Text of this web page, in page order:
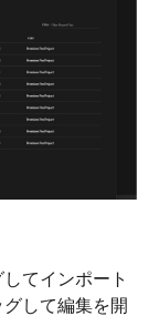
てインポート
して編集を開